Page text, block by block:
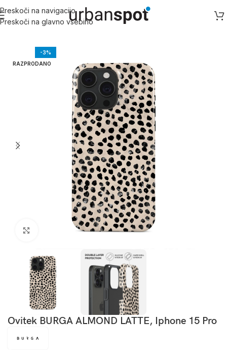
Preskoči na navigacijo
Preskoči na glavno vsebino
Domov/Apple/Apple iPhone 15 serija /iPhone 15 Pro
-3%
RAZPRODANO
Kliknite za povečavo
Ovitek BURGA ALMOND LATTE, Iphone 15 Pro